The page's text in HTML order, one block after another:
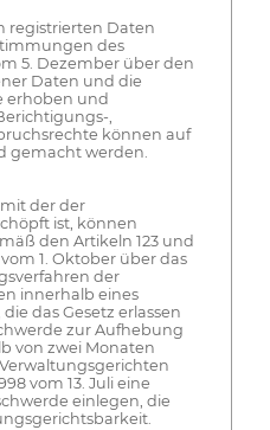
registrierten Daten
des
5. Dezember über den
Daten und die
erhoben und
,
können auf
gemacht werden.
der der
ist, können
den Artikeln 123 und
vom 1. Oktober über das
der
innerhalb eines
das Gesetz erlassen
zur Aufhebung
von zwei Monaten
vom 13. Juli eine
einlegen, die